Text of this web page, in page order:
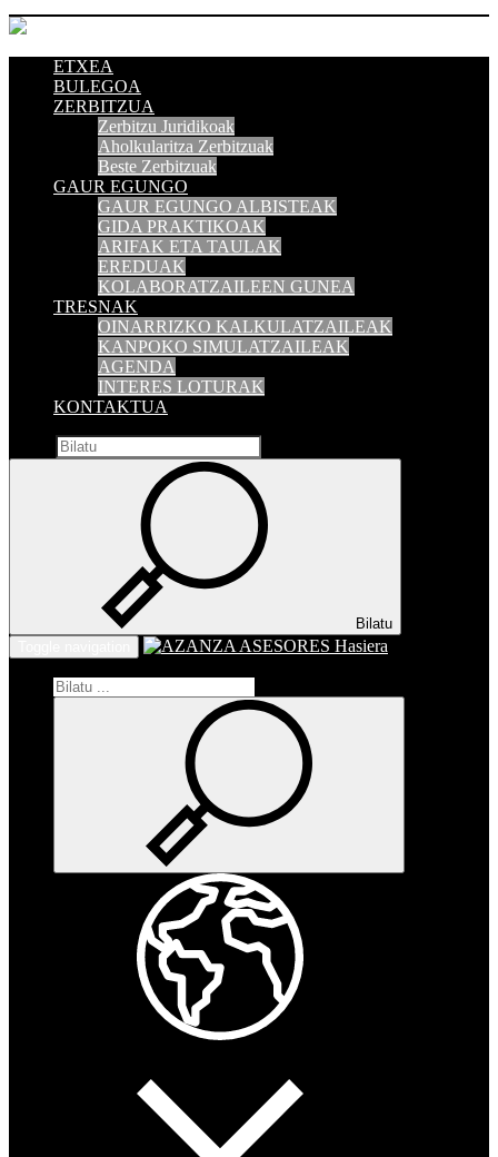
ETXEA
BULEGOA
ZERBITZUA
Zerbitzu Juridikoak
Aholkularitza Zerbitzuak
Beste Zerbitzuak
GAUR EGUNGO
GAUR EGUNGO ALBISTEAK
GIDA PRAKTIKOAK
ARIFAK ETA TAULAK
EREDUAK
KOLABORATZAILEEN GUNEA
TRESNAK
OINARRIZKO KALKULATZAILEAK
KANPOKO SIMULATZAILEAK
AGENDA
INTERES LOTURAK
KONTAKTUA
Bilatu
Hasiera